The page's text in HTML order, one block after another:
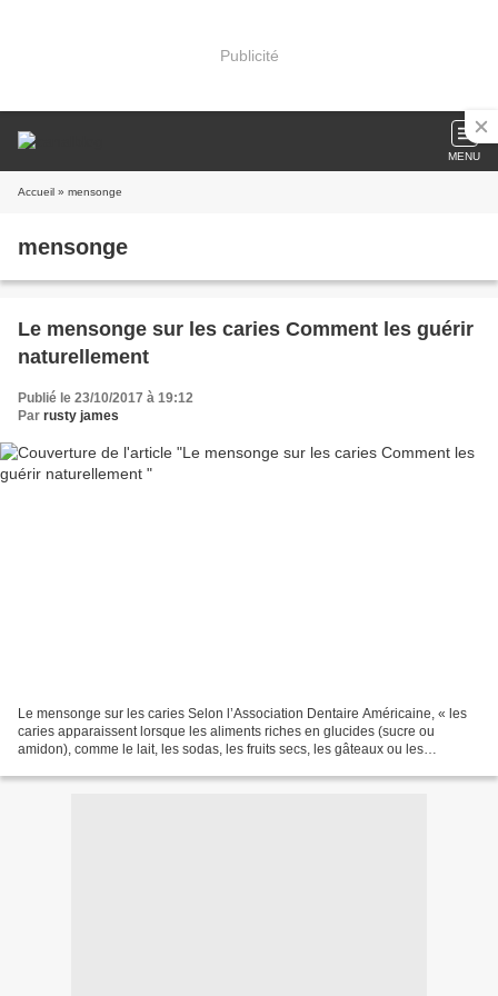
Publicité
MENU
Accueil » mensonge
mensonge
Le mensonge sur les caries Comment les guérir
naturellement
Publié le 23/10/2017 à 19:12
Par rusty james
Le mensonge sur les caries Selon l’Association Dentaire Américaine, « les
caries apparaissent lorsque les aliments riches en glucides (sucre ou
amidon), comme le lait, les sodas, les fruits secs, les gâteaux ou les